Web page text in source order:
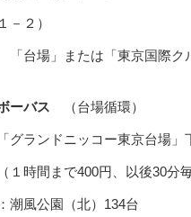
－２）
「台場」または「東京国際
ーバス （台場循環）
ッコー東京台場」
（１時間まで400円、以後30分
公園（北）134台